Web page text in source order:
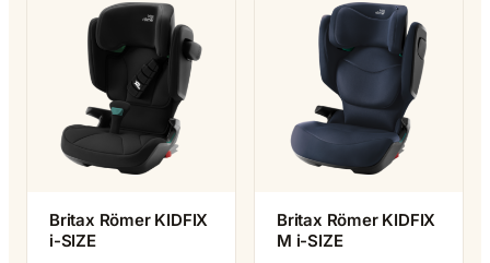
Britax Römer KIDFIX
i-SIZE
Britax Römer KIDFIX
M i-SIZE